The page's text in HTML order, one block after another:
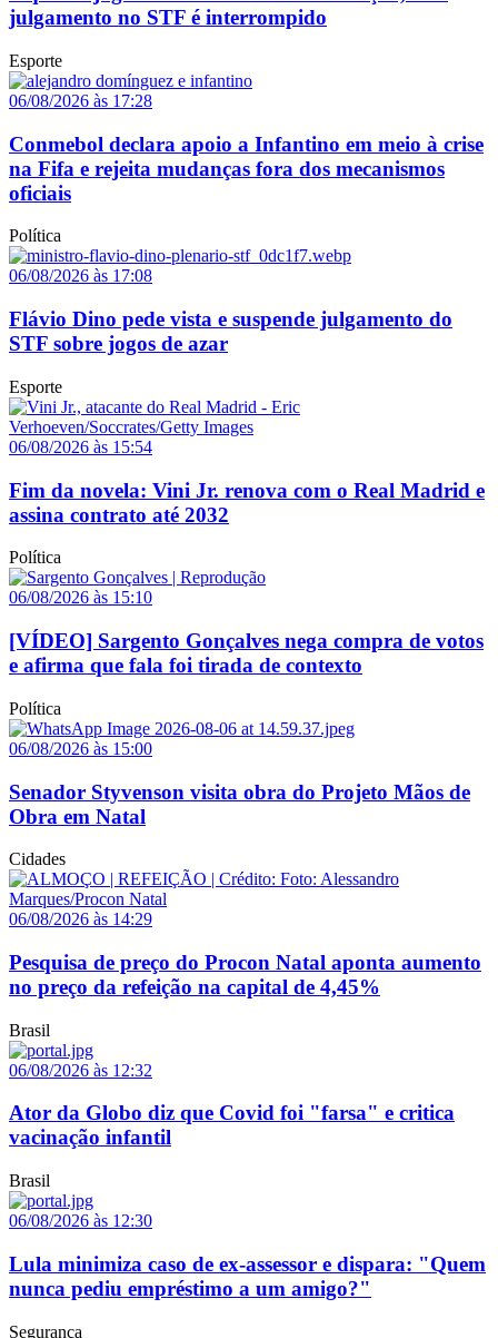
julgamento no STF é interrompido
Esporte
06/08/2026 às 17:28
Conmebol declara apoio a Infantino em meio à crise
na Fifa e rejeita mudanças fora dos mecanismos
oficiais
Política
06/08/2026 às 17:08
Flávio Dino pede vista e suspende julgamento do
STF sobre jogos de azar
Esporte
06/08/2026 às 15:54
Fim da novela: Vini Jr. renova com o Real Madrid e
assina contrato até 2032
Política
06/08/2026 às 15:10
[VÍDEO] Sargento Gonçalves nega compra de votos
e afirma que fala foi tirada de contexto
Política
06/08/2026 às 15:00
Senador Styvenson visita obra do Projeto Mãos de
Obra em Natal
Cidades
06/08/2026 às 14:29
Pesquisa de preço do Procon Natal aponta aumento
no preço da refeição na capital de 4,45%
Brasil
06/08/2026 às 12:32
Ator da Globo diz que Covid foi "farsa" e critica
vacinação infantil
Brasil
06/08/2026 às 12:30
Lula minimiza caso de ex-assessor e dispara: "Quem
nunca pediu empréstimo a um amigo?"
Segurança